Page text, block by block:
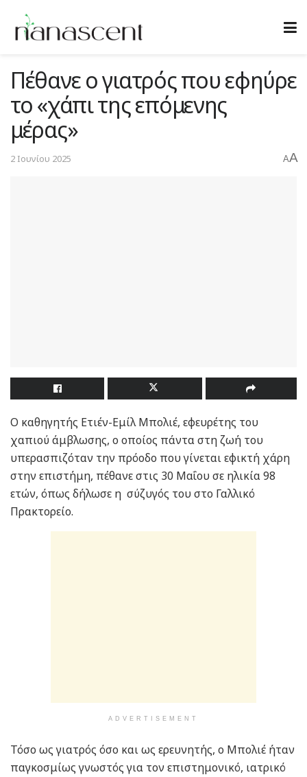
Πέθανε ο γιατρός που εφηύρε
το «χάπι της επόμενης
μέρας»
2 Ιουνίου 2025 AA
Ο καθηγητής Ετιέν-Εμίλ Μπολιέ, εφευρέτης του
χαπιού άμβλωσης, ο οποίος πάντα στη ζωή του
υπερασπιζόταν την πρόοδο που γίνεται εφικτή χάρη
στην επιστήμη, πέθανε στις 30 Μαΐου σε ηλικία 98
ετών, όπως δήλωσε η σύζυγός του στο Γαλλικό
Πρακτορείο.
ADVERTISEMENT
Τόσο ως γιατρός όσο και ως ερευνητής, ο Μπολιέ ήταν
παγκοσμίως γνωστός για τον επιστημονικό, ιατρικό